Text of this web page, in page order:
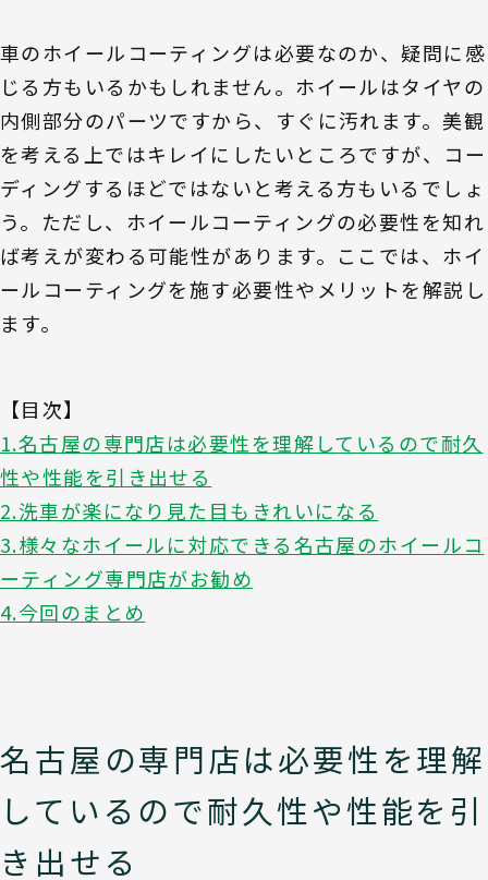
車のホイールコーティングは必要なのか、疑問に感
じる方もいるかもしれません。ホイールはタイヤの
内側部分のパーツですから、すぐに汚れます。美観
を考える上ではキレイにしたいところですが、コー
ディングするほどではないと考える方もいるでしょ
う。ただし、ホイールコーティングの必要性を知れ
ば考えが変わる可能性があります。ここでは、ホイ
ールコーティングを施す必要性やメリットを解説し
ます。
【目次】
1.名古屋の専門店は必要性を理解しているので耐久
性や性能を引き出せる
2.洗車が楽になり見た目もきれいになる
3.様々なホイールに対応できる名古屋のホイールコ
ーティング専門店がお勧め
4.今回のまとめ
名古屋の専門店は必要性を理解
しているので耐久性や性能を引
き出せる